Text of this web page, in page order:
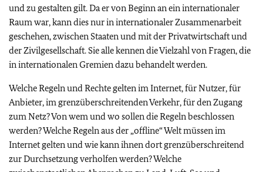
und zu gestalten gilt. Da er von Beginn an ein internationaler
Raum war, kann dies nur in internationaler Zusammenarbeit
geschehen, zwischen Staaten und mit der Privatwirtschaft und
der Zivilgesellschaft. Sie alle kennen die Vielzahl von Fragen, die
in internationalen Gremien dazu behandelt werden.
Welche Regeln und Rechte gelten im Internet, für Nutzer, für
Anbieter, im grenzüberschreitenden Verkehr, für den Zugang
zum Netz? Von wem und wo sollen die Regeln beschlossen
werden? Welche Regeln aus der „offline“ Welt müssen im
Internet gelten und wie kann ihnen dort grenzüberschreitend
zur Durchsetzung verholfen werden? Welche